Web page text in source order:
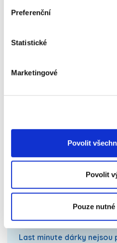
Preferenční
Statistické
Marketingové
Povolit
Povolit
Pouze
trestné body, po
si může
třeba masáže? Není
nabídky Adropu.cz, kde je
vybrat to pravé.
Last minute dárky nejsou